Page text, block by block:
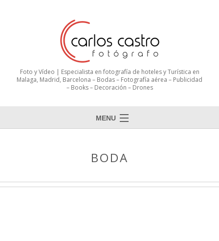
Foto y Vídeo | Especialista en fotografía de hoteles y Turística en
Malaga, Madrid, Barcelona – Bodas – Fotografía aérea – Publicidad
– Books – Decoración – Drones
MENU
BODA